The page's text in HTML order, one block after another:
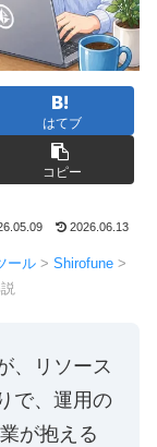
はてブ
コピー
2026.06.13
ール > Shirofune >
、リソース
で、運用の
が抱える